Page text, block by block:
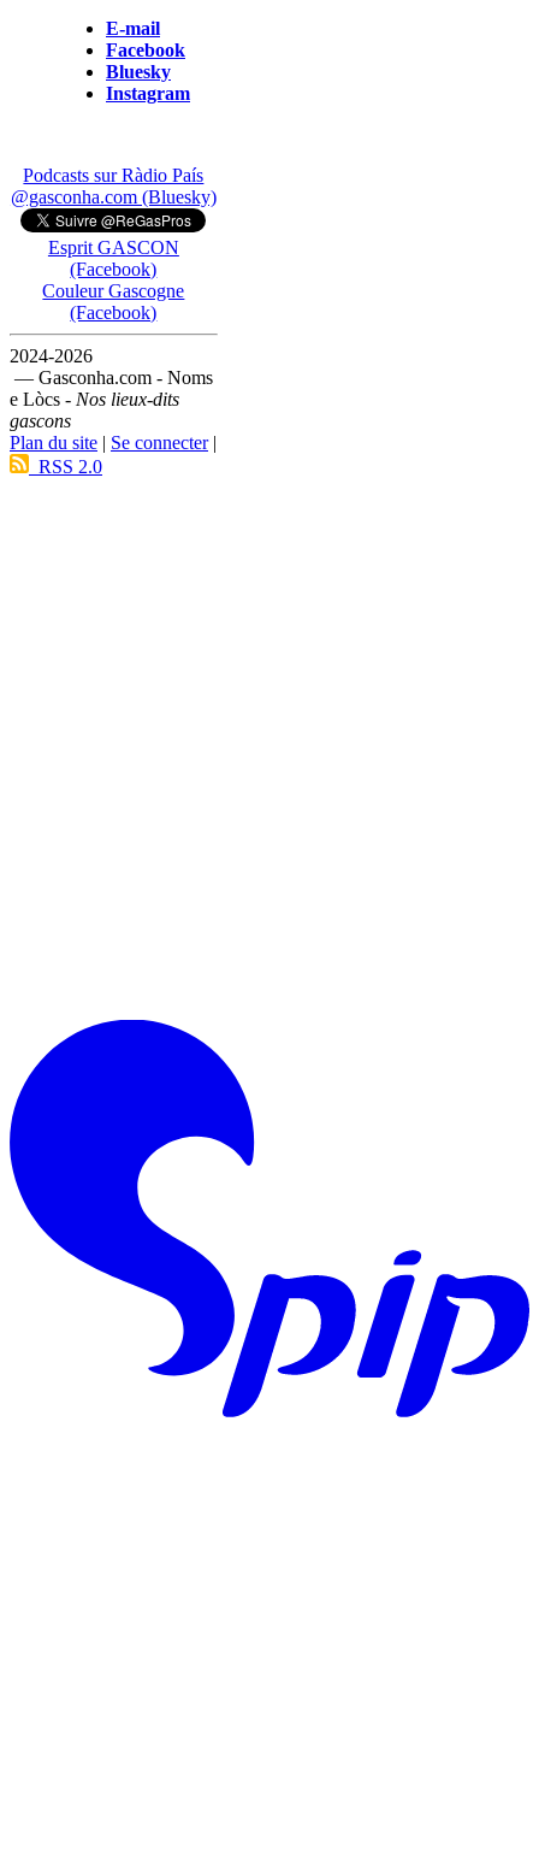
E-mail
Facebook
Bluesky
Instagram
Podcasts sur Ràdio País
@gasconha.com (Bluesky)
Esprit GASCON
(Facebook)
Couleur Gascogne
(Facebook)
2024-2026
— Gasconha.com - Noms
e Lòcs - Nos lieux-dits
gascons
Plan du site | Se connecter|
RSS 2.0